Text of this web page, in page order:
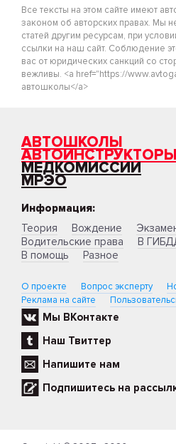
Все тексты на этом сайте имеют
законом об авторских правах. Мы
статей другим ресурсам, при
ссылки на наш сайт. Соблюдение
вас от юридических санкций со
вежливы. <a href="https://
автошколы</a>
АВТОШКОЛЫ
АВТОИНСТРУКТОРЫ
МЕДКОМИССИИ
МРЭО
Информация:
Теория
Вождение
Водительские права
В
В помощь
Разное
О проекте Вопрос эксперту
Реклама на сайте
Мы ВКонтакте
Наш Твиттер
Напишите нам
Подпишитесь на